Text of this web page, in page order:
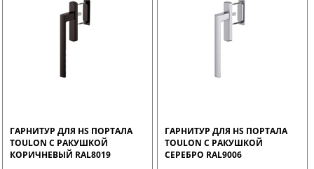
ГАРНИТУР ДЛЯ HS ПОРТАЛА
TOULON С РАКУШКОЙ
КОРИЧНЕВЫЙ RAL8019
ГАРНИТУР ДЛЯ HS ПОРТАЛА
TOULON С РАКУШКОЙ
СЕРЕБРО RAL9006